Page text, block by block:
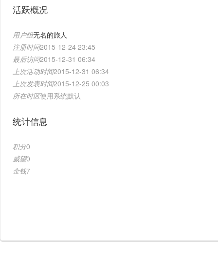
活跃概况
用户组无名的旅人
注册时间2015-12-24 23:45
最后访问2015-12-31 06:34
上次活动时间2015-12-31 06:34
上次发表时间2015-12-25 00:03
所在时区使用系统默认
统计信息
积分0
威望0
金钱7